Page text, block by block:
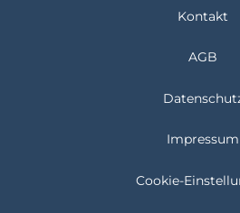
Kontakt
AGB
Impressum
Cookie-